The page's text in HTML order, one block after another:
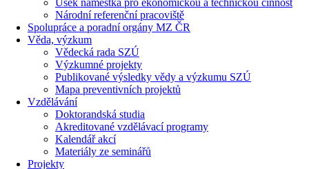
Úsek náměstka pro ekonomickou a technickou činnost
Národní referenční pracoviště
Spolupráce a poradní orgány MZ ČR
Věda, výzkum
Vědecká rada SZÚ
Výzkumné projekty
Publikované výsledky vědy a výzkumu SZÚ
Mapa preventivních projektů
Vzdělávání
Doktorandská studia
Akreditované vzdělávací programy
Kalendář akcí
Materiály ze seminářů
Projekty